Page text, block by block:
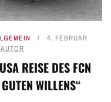
4. FEBRUAR
REISE DES FCN
WILLENS“